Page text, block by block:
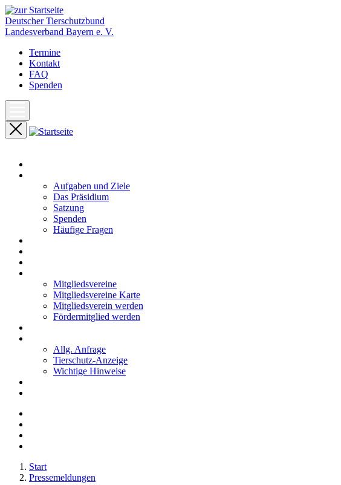
Deutscher Tierschutzbund
Landesverband Bayern e. V.
Termine
Kontakt
FAQ
Spenden
Aufgaben und Ziele
Das Präsidium
Satzung
Spenden
Häufige Fragen
Mitgliedsvereine
Mitgliedsvereine Karte
Mitgliedsverein werden
Fördermitglied werden
Allg. Anfrage
Tierschutz-Anzeige
Wichtige Hinweise
Start
Pressemeldungen